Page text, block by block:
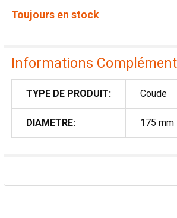
Toujours en stock
Informations
TYPE DE PRODUIT: Coude
DIAMETRE: 175 mm